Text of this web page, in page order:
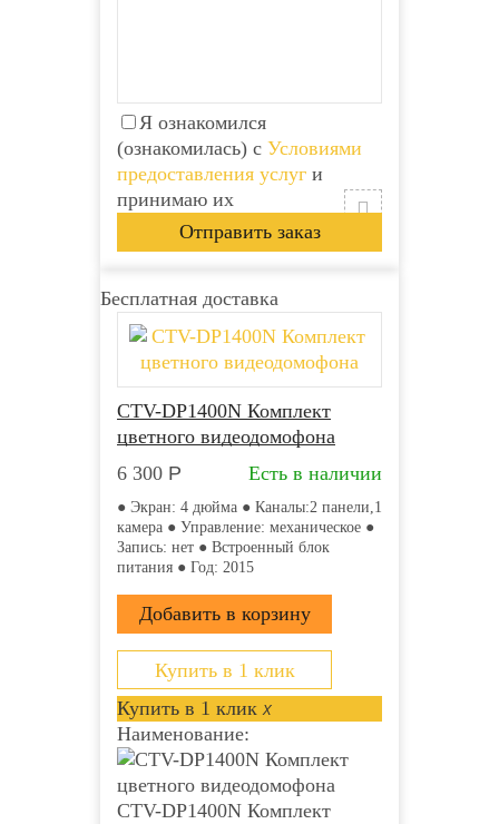
Я ознакомился
(ознакомилась) с Условиями
предоставления услуг и
принимаю их
Бесплатная доставка
CTV-DP1400N Комплект
цветного видеодомофона
6 300 Р Есть в наличии
● Экран: 4 дюйма ● Каналы:2 панели,1
камера ● Управление: механическое ●
Запись: нет ● Встроенный блок
питания ● Год: 2015
Купить в 1 клик
Купить в 1 клик x
Наименование:
CTV-DP1400N Комплект